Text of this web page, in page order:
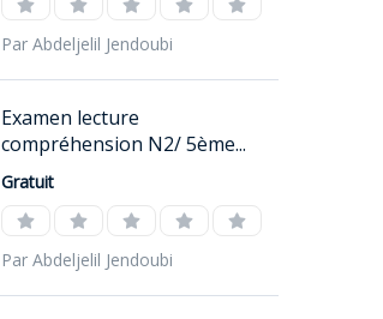
Par Abdeljelil Jendoubi
Examen lecture
compréhension N2/ 5ème...
Gratuit
Par Abdeljelil Jendoubi